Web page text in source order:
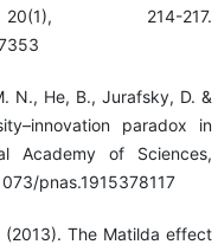
214-217.
N., He, B., Jurafsky, D. &
paradox in
Academy of Sciences,
pnas.1915378117
(2013). The Matilda effect